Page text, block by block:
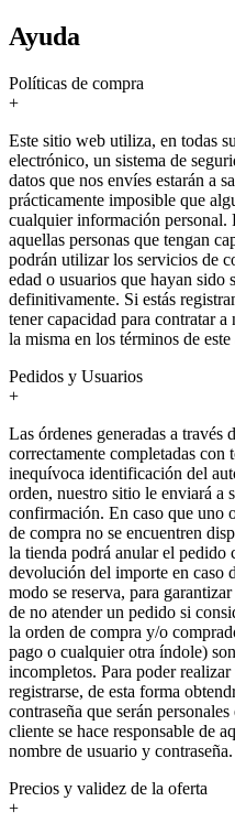
Ayuda
Políticas de compra
+
Este sitio web utiliza, en todas
electrónico, un sistema de
datos que nos envíes estarán a
prácticamente imposible que
cualquier información personal.
aquellas personas que tengan
podrán utilizar los servicios de
edad o usuarios que hayan sido
definitivamente. Si estás
tener capacidad para contratar
la misma en los términos de este
Pedidos y Usuarios
+
Las órdenes generadas a través
correctamente completadas con
inequívoca identificación del
orden, nuestro sitio le enviará a
confirmación. En caso que uno
de compra no se encuentren
la tienda podrá anular el
devolución del importe en caso
modo se reserva, para
de no atender un pedido si
la orden de compra y/o
pago o cualquier otra índole)
incompletos. Para poder
registrarse, de esta forma
contraseña que serán
cliente se hace responsable de
nombre de usuario y contraseña.
Precios y validez de la oferta
+